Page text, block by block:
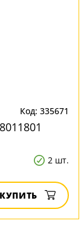
Код: 335671
2 шт.
КУПИТЬ